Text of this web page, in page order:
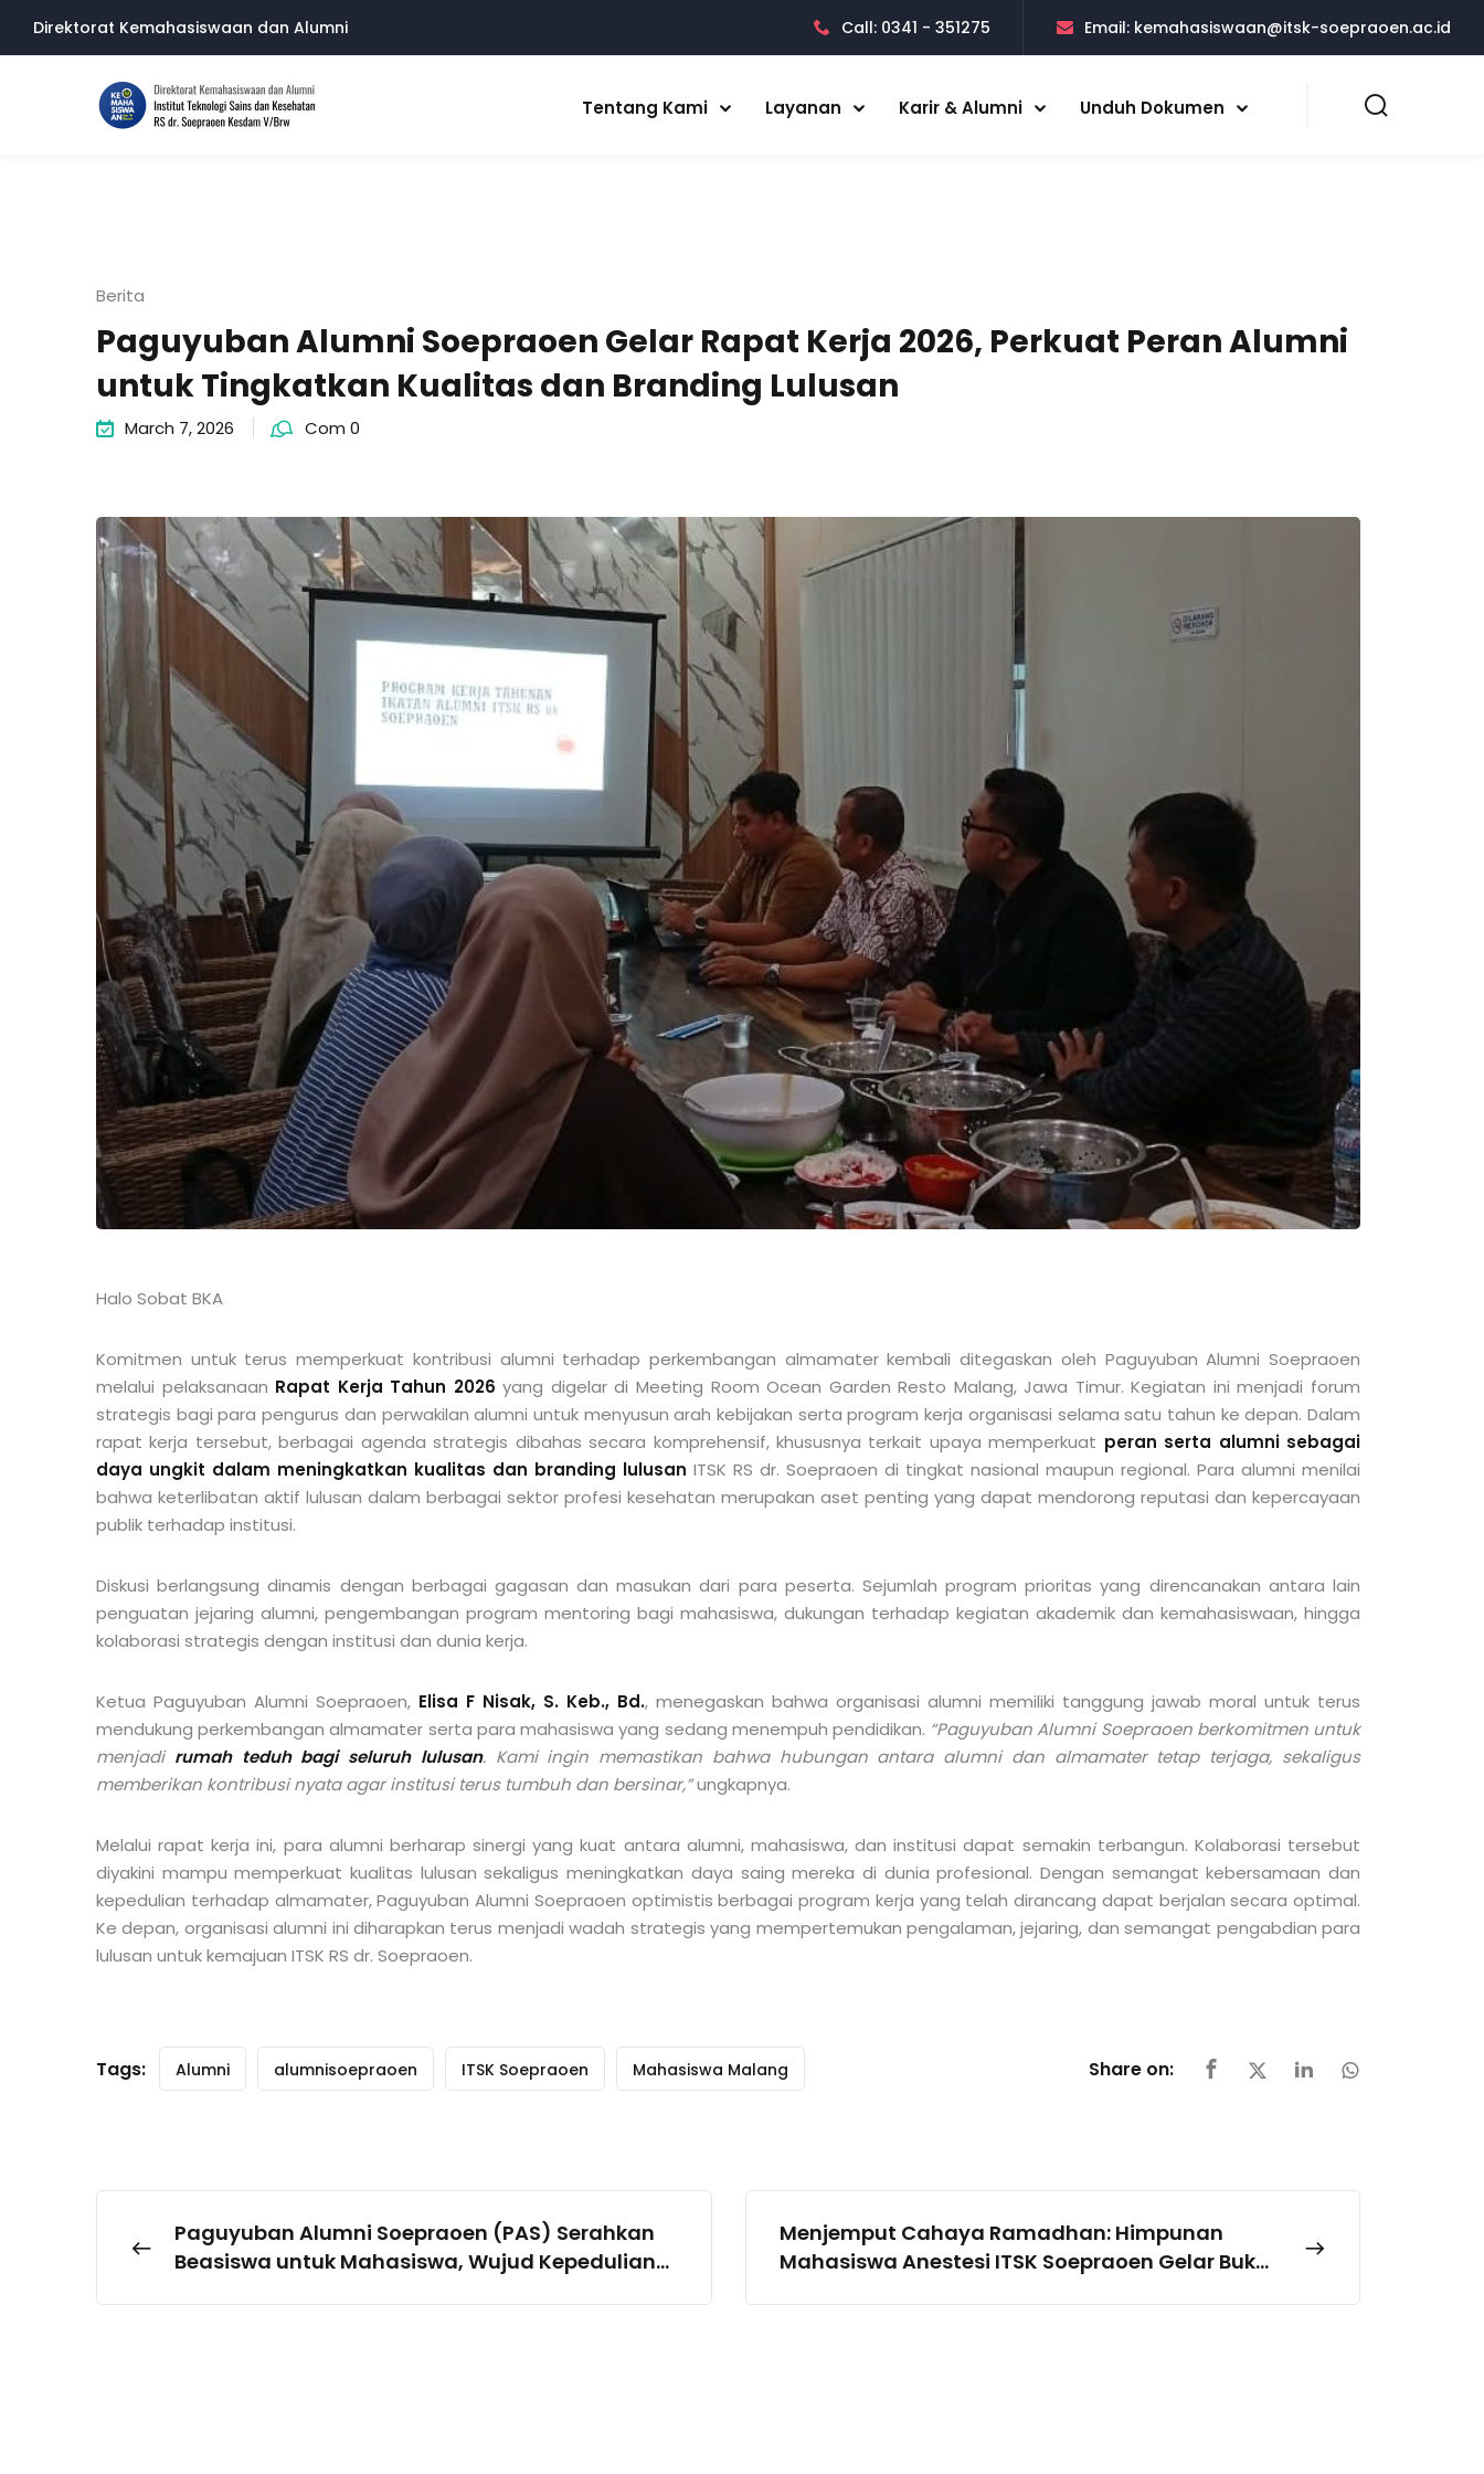
Direktorat Kemahasiswaan dan Alumni Call: 0341 - 351275 Email: kemahasiswaan@itsk-soepraoen.ac.id
Tentang Kami Layanan Karir & Alumni Unduh Dokumen
Berita
Paguyuban Alumni Soepraoen Gelar Rapat Kerja 2026, Perkuat Peran Alumni
untuk Tingkatkan Kualitas dan Branding Lulusan
March 7, 2026 Com 0
Halo Sobat BKA
Komitmen untuk terus memperkuat kontribusi alumni terhadap perkembangan almamater kembali ditegaskan oleh Paguyuban Alumni Soepraoen
melalui pelaksanaan Rapat Kerja Tahun 2026 yang digelar di Meeting Room Ocean Garden Resto Malang, Jawa Timur. Kegiatan ini menjadi forum
strategis bagi para pengurus dan perwakilan alumni untuk menyusun arah kebijakan serta program kerja organisasi selama satu tahun ke depan. Dalam
rapat kerja tersebut, berbagai agenda strategis dibahas secara komprehensif, khususnya terkait upaya memperkuat peran serta alumni sebagai
daya ungkit dalam meningkatkan kualitas dan branding lulusan ITSK RS dr. Soepraoen di tingkat nasional maupun regional. Para alumni menilai
bahwa keterlibatan aktif lulusan dalam berbagai sektor profesi kesehatan merupakan aset penting yang dapat mendorong reputasi dan kepercayaan
publik terhadap institusi.
Diskusi berlangsung dinamis dengan berbagai gagasan dan masukan dari para peserta. Sejumlah program prioritas yang direncanakan antara lain
penguatan jejaring alumni, pengembangan program mentoring bagi mahasiswa, dukungan terhadap kegiatan akademik dan kemahasiswaan, hingga
kolaborasi strategis dengan institusi dan dunia kerja.
Ketua Paguyuban Alumni Soepraoen, Elisa F Nisak, S. Keb., Bd., menegaskan bahwa organisasi alumni memiliki tanggung jawab moral untuk terus
mendukung perkembangan almamater serta para mahasiswa yang sedang menempuh pendidikan. “Paguyuban Alumni Soepraoen berkomitmen untuk
menjadi rumah teduh bagi seluruh lulusan. Kami ingin memastikan bahwa hubungan antara alumni dan almamater tetap terjaga, sekaligus
memberikan kontribusi nyata agar institusi terus tumbuh dan bersinar,”ungkapnya.
Melalui rapat kerja ini, para alumni berharap sinergi yang kuat antara alumni, mahasiswa, dan institusi dapat semakin terbangun. Kolaborasi tersebut
diyakini mampu memperkuat kualitas lulusan sekaligus meningkatkan daya saing mereka di dunia profesional. Dengan semangat kebersamaan dan
kepedulian terhadap almamater,Paguyuban Alumni Soepraoen optimistis berbagai program kerja yang telah dirancang dapat berjalan secara optimal.
Ke depan, organisasi alumni ini diharapkan terus menjadi wadah strategis yang mempertemukan pengalaman, jejaring, dan semangat pengabdian para
lulusan untuk kemajuan ITSK RS dr. Soepraoen.
Tags: Alumni alumnisoepraoen ITSK Soepraoen Mahasiswa Malang Share on:
Paguyuban Alumni Soepraoen (PAS) Serahkan
Beasiswa untuk Mahasiswa, Wujud Kepedulian
Menjemput Cahaya Ramadhan: Himpunan
Mahasiswa Anestesi ITSK Soepraoen Gelar Buka